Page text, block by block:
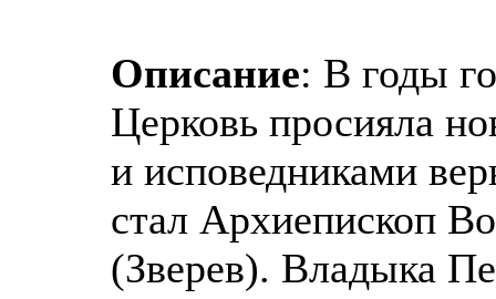
Описание: В годы
Церковь просияла
и исповедниками
стал Архиепископ
(Зверев). Владыка